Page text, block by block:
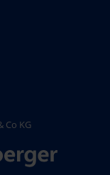
Co KG